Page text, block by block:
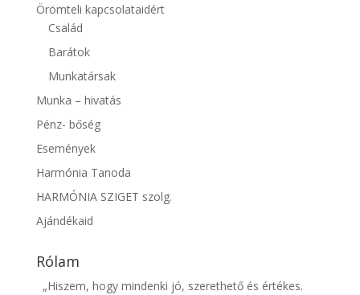
Örömteli kapcsolataidért
Család
Barátok
Munkatársak
Munka – hivatás
Pénz- bőség
Események
Harmónia Tanoda
HARMÓNIA SZIGET szolg.
Ajándékaid
Rólam
„Hiszem, hogy mindenki jó, szerethető és értékes.